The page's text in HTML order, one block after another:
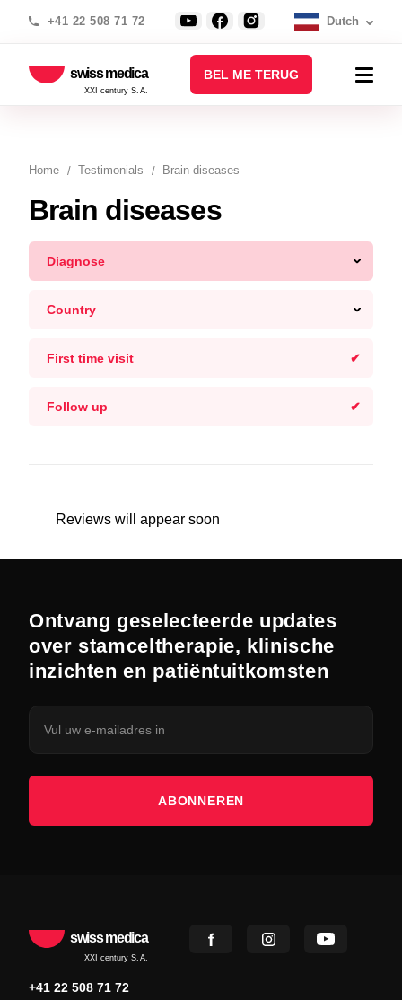
+41 22 508 71 72 Dutch
swiss medica
XXI century S.A.
BEL ME TERUG
Home Testimonials Brain diseases
Brain diseases
Diagnose
Country
First time visit
Follow up
Reviews will appear soon
Ontvang geselecteerde updates
over stamceltherapie, klinische
inzichten en patiëntuitkomsten
ABONNEREN
swiss medica
XXI century S.A.
+41 22 508 71 72